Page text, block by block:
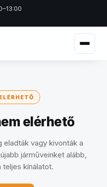
elérhető
eladták vagy kivonták a
járműveinket alább,
kínálatot.